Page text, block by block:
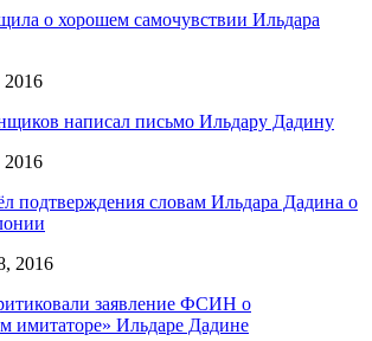
о хорошем самочувствии Ильдара
2016
написал письмо Ильдару Дадину
2016
подтверждения словам Ильдара Дадина о
2016
заявление ФСИН о
имитаторе» Ильдаре Дадине